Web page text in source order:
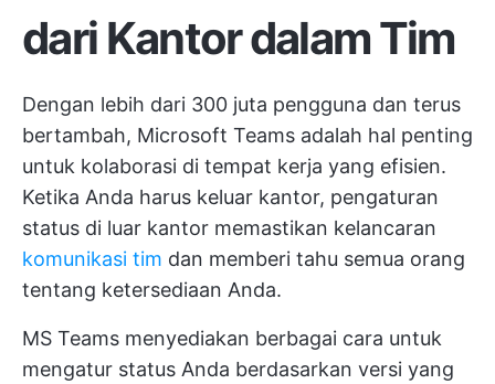
dari Kantor dalam Tim
Dengan lebih dari 300 juta pengguna dan terus
bertambah, Microsoft Teams adalah hal penting
untuk kolaborasi di tempat kerja yang efisien.
Ketika Anda harus keluar kantor, pengaturan
status di luar kantor memastikan kelancaran
komunikasi tim dan memberi tahu semua orang
tentang ketersediaan Anda.
MS Teams menyediakan berbagai cara untuk
mengatur status Anda berdasarkan versi yang